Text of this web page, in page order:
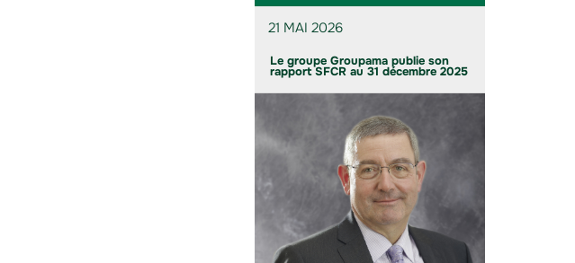
21 MAI 2026
Le groupe Groupama publie son
rapport SFCR au 31 décembre 2025